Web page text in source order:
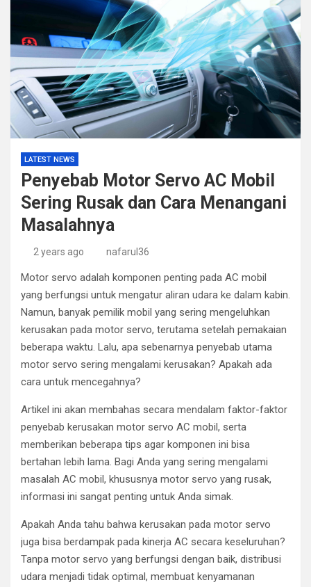
LATEST NEWS
Penyebab Motor Servo AC Mobil
Sering Rusak dan Cara Menangani
Masalahnya
2 years ago nafarul36
Motor servo adalah komponen penting pada AC mobil
yang berfungsi untuk mengatur aliran udara ke dalam kabin.
Namun, banyak pemilik mobil yang sering mengeluhkan
kerusakan pada motor servo, terutama setelah pemakaian
beberapa waktu. Lalu, apa sebenarnya penyebab utama
motor servo sering mengalami kerusakan? Apakah ada
cara untuk mencegahnya?
Artikel ini akan membahas secara mendalam faktor-faktor
penyebab kerusakan motor servo AC mobil, serta
memberikan beberapa tips agar komponen ini bisa
bertahan lebih lama. Bagi Anda yang sering mengalami
masalah AC mobil, khususnya motor servo yang rusak,
informasi ini sangat penting untuk Anda simak.
Apakah Anda tahu bahwa kerusakan pada motor servo
juga bisa berdampak pada kinerja AC secara keseluruhan?
Tanpa motor servo yang berfungsi dengan baik, distribusi
udara menjadi tidak optimal, membuat kenyamanan